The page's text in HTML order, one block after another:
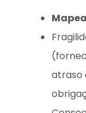
atraso